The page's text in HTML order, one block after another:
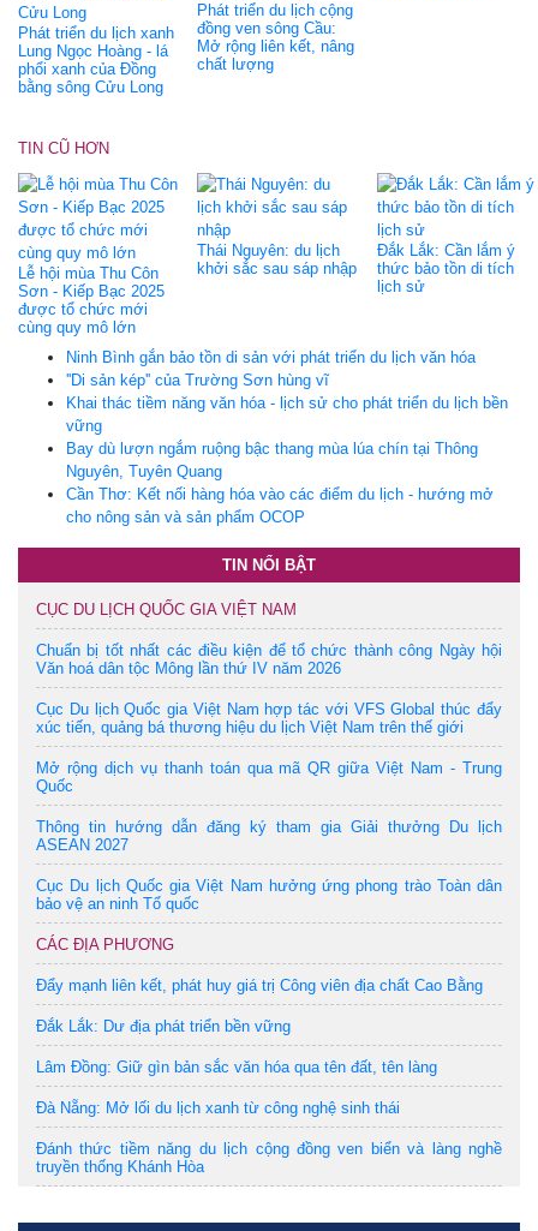
Phát triển du lịch xanh
Lung Ngọc Hoàng - lá
phổi xanh của Đồng
bằng sông Cửu Long
Phát triển du lịch cộng
đồng ven sông Cầu:
Mở rộng liên kết, nâng
chất lượng
TIN CŨ HƠN
Lễ hội mùa Thu Côn
Sơn - Kiếp Bạc 2025
được tổ chức mới
cùng quy mô lớn
Thái Nguyên: du lịch
khởi sắc sau sáp nhập
Đắk Lắk: Cần lắm ý
thức bảo tồn di tích
lịch sử
Ninh Bình gắn bảo tồn di sản với phát triển du lịch văn hóa
''Di sản kép'' của Trường Sơn hùng vĩ
Khai thác tiềm năng văn hóa - lịch sử cho phát triển du lịch bền
vững
Bay dù lượn ngắm ruộng bậc thang mùa lúa chín tại Thông
Nguyên, Tuyên Quang
Cần Thơ: Kết nối hàng hóa vào các điểm du lịch - hướng mở
cho nông sản và sản phẩm OCOP
TIN NỔI BẬT
CỤC DU LỊCH QUỐC GIA VIỆT NAM
Chuẩn bị tốt nhất các điều kiện để tổ chức thành công Ngày hội
Văn hoá dân tộc Mông lần thứ IV năm 2026
Cục Du lịch Quốc gia Việt Nam hợp tác với VFS Global thúc đẩy
xúc tiến, quảng bá thương hiệu du lịch Việt Nam trên thế giới
Mở rộng dịch vụ thanh toán qua mã QR giữa Việt Nam - Trung
Quốc
Thông tin hướng dẫn đăng ký tham gia Giải thưởng Du lịch
ASEAN 2027
Cục Du lịch Quốc gia Việt Nam hưởng ứng phong trào Toàn dân
bảo vệ an ninh Tổ quốc
CÁC ĐỊA PHƯƠNG
Đẩy mạnh liên kết, phát huy giá trị Công viên địa chất Cao Bằng
Đắk Lắk: Dư địa phát triển bền vững
Lâm Đồng: Giữ gìn bản sắc văn hóa qua tên đất, tên làng
Đà Nẵng: Mở lối du lịch xanh từ công nghệ sinh thái
Đánh thức tiềm năng du lịch cộng đồng ven biển và làng nghề
truyền thống Khánh Hòa